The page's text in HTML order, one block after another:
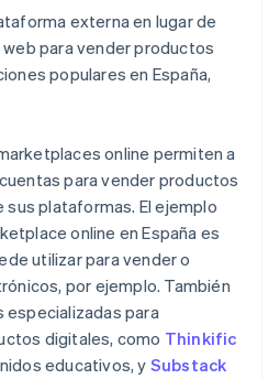
externa en lugar de
para vender productos
populares en España,
online permiten a
para vender productos
plataformas. El ejemplo
online en España es
utilizar para vender o
por ejemplo. También
para
digitales, como Thinkific
educativos, ySubstack